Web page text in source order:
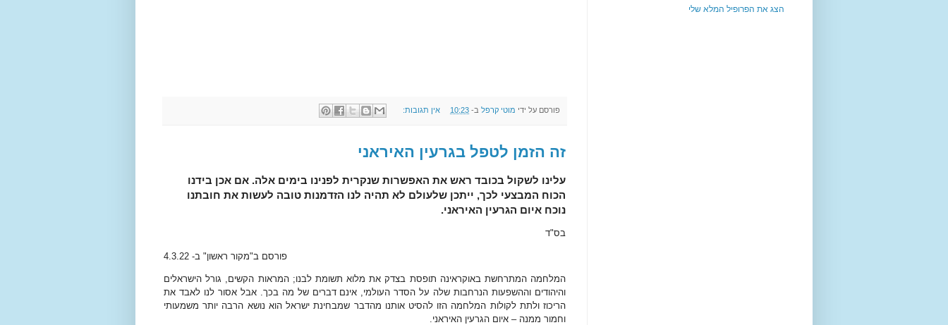
פורסם על ידי מוטי קרפל ב- 10:23 אין תגובות:
זה הזמן לטפל בגרעין האיראני
עלינו לשקול בכובד ראש את האפשרות שנקרית לפנינו בימים אלה. אם אכן בידנו
הכוח המבצעי לכך, ייתכן שלעולם לא תהיה לנו הזדמנות טובה לעשות את חובתנו
נוכח איום הגרעין האיראני.
בס"ד
פורסם ב"מקור ראשון" ב- 4.3.22
המלחמה המתרחשת באוקראינה תופסת בצדק את מלוא תשומת לבנו; המראות הקשים, גורל הישראלים
והיהודים וההשפעות הנרחבות שלה על הסדר העולמי, אינם דברים של מה בכך. אבל אסור לנו לאבד את
הריכוז ולתת לקולות המלחמה הזו להסיט אותנו מהדבר שמבחינת ישראל הוא נושא הרבה יותר משמעותי
וחמור ממנה – איום הגרעין האיראני.
הצג את הפרופיל המלא שלי